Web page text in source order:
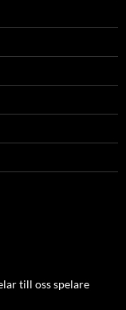
till oss spelare